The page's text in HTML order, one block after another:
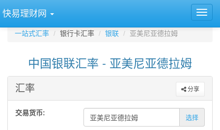
快易理财网
一站式汇率 银行卡汇率 银联 亚美尼亚德拉姆
中国银联汇率 - 亚美尼亚德拉姆
分享
汇率
交易货币:
选择